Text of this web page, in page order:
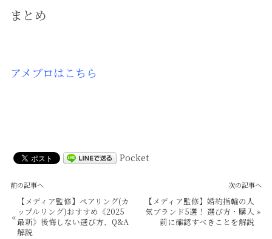
まとめ
アメブロはこちら
Pocket
前の記事へ
«
【メディア監修】ペアリング(カ
ップルリング)おすすめ《2025
最新》後悔しない選び方、Q&A
解説
次の記事へ
【メディア監修】婚約指輪の人
気ブランド5選！ 選び方・購入
前に確認すべきことを解説
»